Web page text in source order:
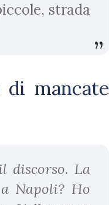
strada
di mancate
discorso. La
Napoli? Ho